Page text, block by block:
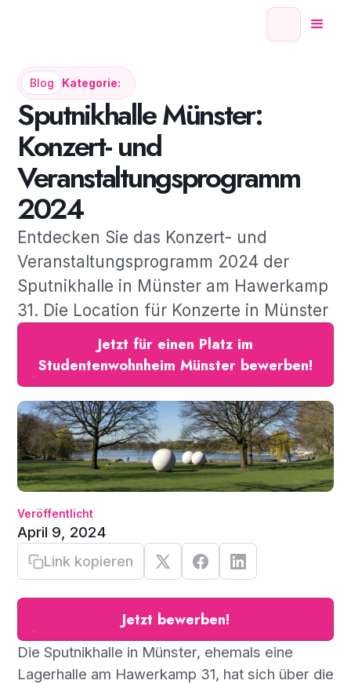
Blog Kategorie:
Sputnikhalle Münster:
Konzert- und
Veranstaltungsprogramm
2024
Entdecken Sie das Konzert- und
Veranstaltungsprogramm 2024 der
Sputnikhalle in Münster am Hawerkamp
31. Die Location für Konzerte in Münster
Jetzt für einen Platz im
Studentenwohnheim Münster bewerben!
Veröffentlicht
April 9, 2024
Link kopieren
Jetzt bewerben!
Die Sputnikhalle in Münster, ehemals eine
Lagerhalle am Hawerkamp 31, hat sich über die